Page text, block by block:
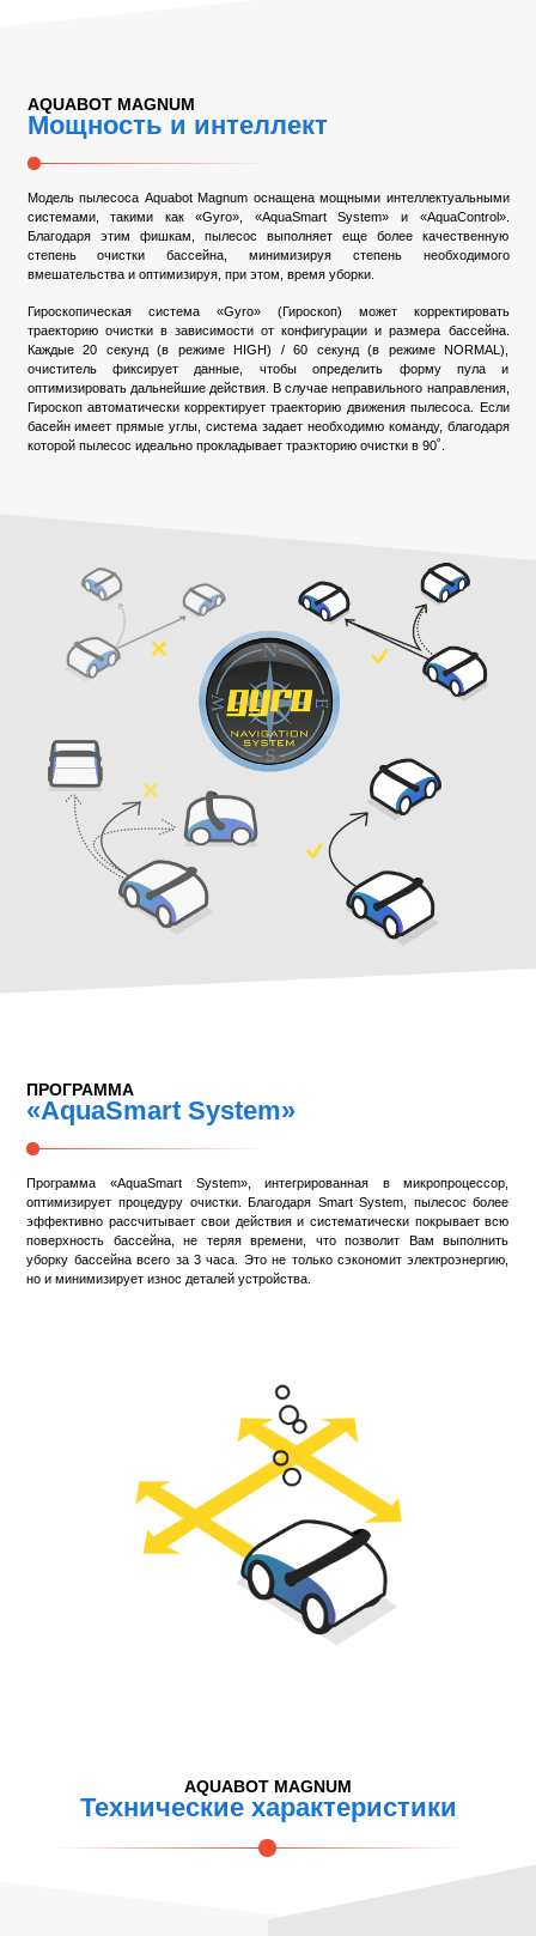
AQUABOT MAGNUM
Мощность и интеллект
Модель пылесоса Aquabot Magnum оснащена мощными интеллектуальными
системами, такими как «Gyro», «AquaSmart System» и «AquaControl».
Благодаря этим фишкам, пылесос выполняет еще более качественную
степень очистки бассейна, минимизируя степень необходимого
вмешательства и оптимизируя, при этом, время уборки.
Гироскопическая система «Gyro» (Гироскоп) может корректировать
траекторию очистки в зависимости от конфигурации и размера бассейна.
Каждые 20 секунд (в режиме HIGH) / 60 секунд (в режиме NORMAL),
очиститель фиксирует данные, чтобы определить форму пула и
оптимизировать дальнейшие действия. В случае неправильного направления,
Гироскоп автоматически корректирует траекторию движения пылесоса. Если
басейн имеет прямые углы, система задает необходимю команду, благодаря
которой пылесос идеально прокладывает траэкторию очистки в 90˚.
ПРОГРАММА
«AquaSmart System»
Программа «AquaSmart System», интегрированная в микропроцессор,
оптимизирует процедуру очистки. Благодаря Smart System, пылесос более
эффективно рассчитывает свои действия и систематически покрывает всю
поверхность бассейна, не теряя времени, что позволит Вам выполнить
уборку бассейна всего за 3 часа. Это не только сэкономит электроэнергию,
но и минимизирует износ деталей устройства.
AQUABOT MAGNUM
Технические характеристики